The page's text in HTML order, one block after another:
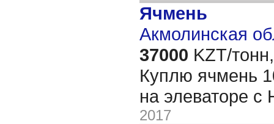
Ячмень
Акмолинская
37000 KZT/тонн,
Куплю ячмень
на элеваторе
2017